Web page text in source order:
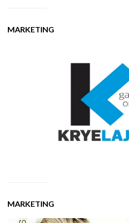
MARKETING
MARKETING